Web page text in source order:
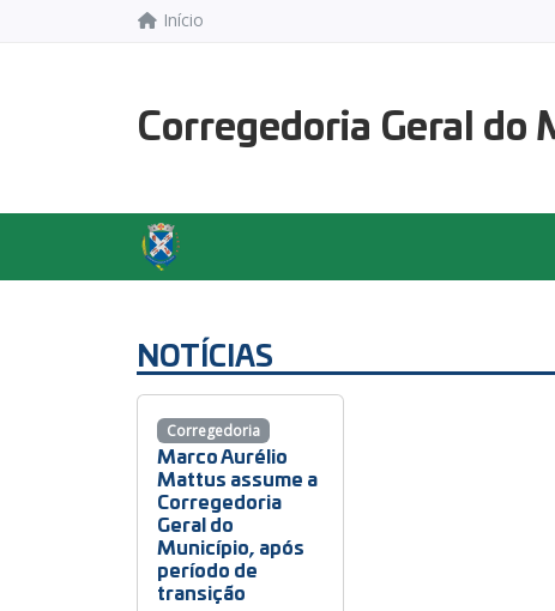
Início
Corregedoria Geral do
NOTÍCIAS
Marco Aurélio
Mattus assume a
Corregedoria
Geral do
Município, após
período de
transição
Corregedoria